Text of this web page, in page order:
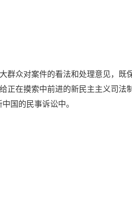
群众对案件的看法和处理意见，既
正在摸索中前进的新民主主义司
国的民事诉讼中。